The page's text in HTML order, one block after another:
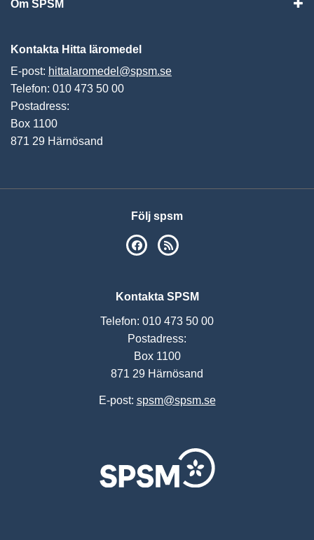
Om SPSM
Kontakta Hitta läromedel
E-post: hittalaromedel@spsm.se
Telefon: 010 473 50 00
Postadress:
Box 1100
871 29 Härnösand
Följ spsm
SPSM på Facebook
Kontakta SPSM
Telefon: 010 473 50 00
Postadress:
Box 1100
871 29 Härnösand
E-post: spsm@spsm.se